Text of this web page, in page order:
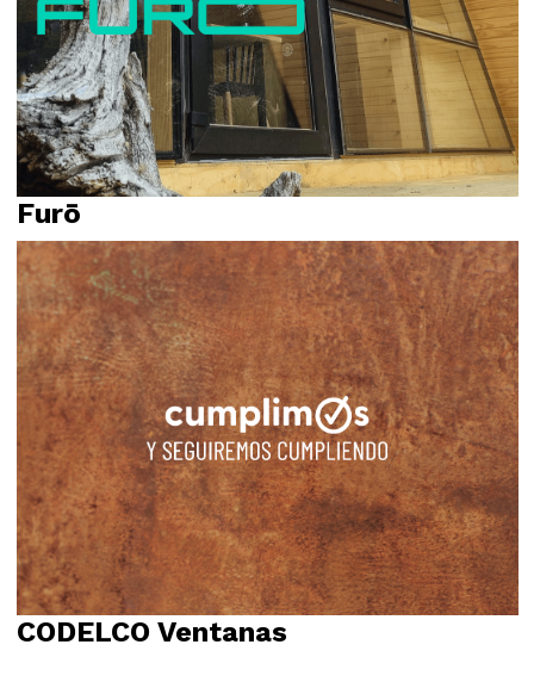
Identidad visual
Propósito
Relato
Furō
CODELCO Ventanas